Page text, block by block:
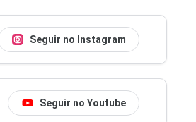
Seguir no Instagram
Seguir no Youtube